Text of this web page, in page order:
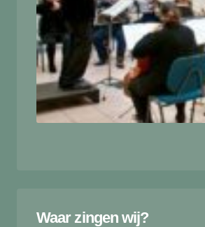
Waar zingen wij?